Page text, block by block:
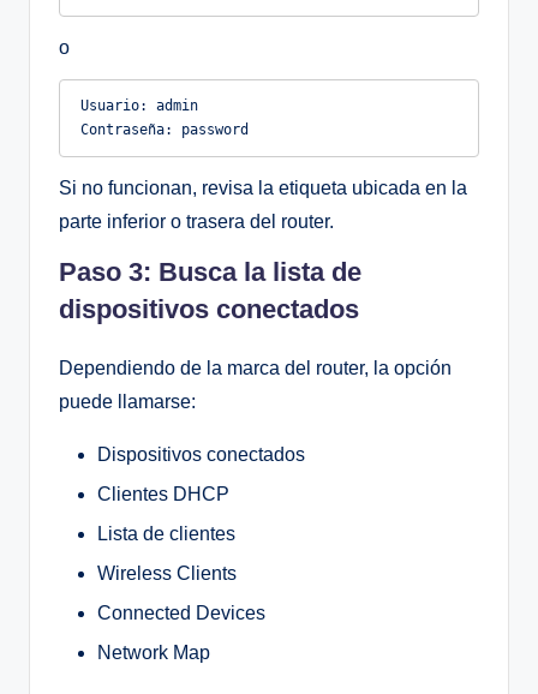
o
Usuario: admin
Si no funcionan, revisa la etiqueta ubicada en la
parte inferior o trasera del router.
Paso 3: Busca la lista de
dispositivos conectados
Dependiendo de la marca del router, la opción
puede llamarse:
Dispositivos conectados
Clientes DHCP
Lista de clientes
Wireless Clients
Connected Devices
Network Map